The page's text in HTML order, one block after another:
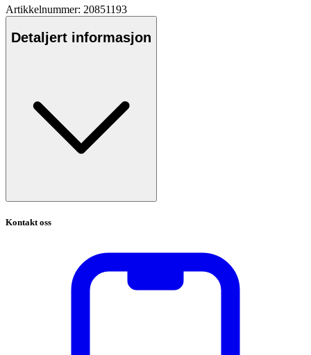
Artikkelnummer: 20851193
Detaljert informasjon
Kontakt oss